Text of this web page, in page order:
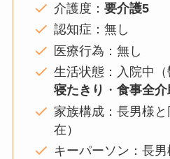
介護度：要介護5
認知症：無し
医療行為：無し
生活状態：入院中（
寝たきり ・食事全介
家族構成：長男様
在）
キーパーソン：長